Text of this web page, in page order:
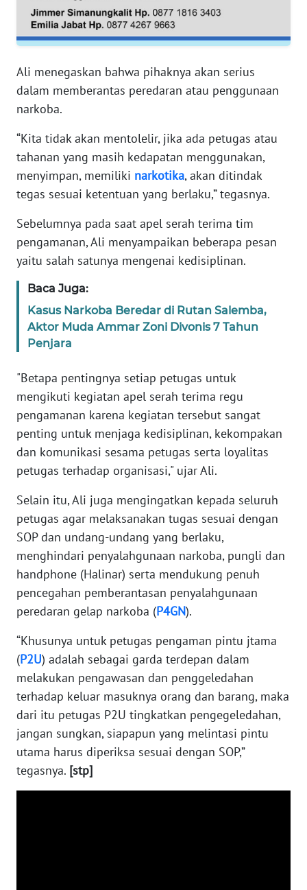
Ali menegaskan bahwa pihaknya akan serius
dalam memberantas peredaran atau penggunaan
narkoba.
“Kita tidak akan mentolelir, jika ada petugas atau
tahanan yang masih kedapatan menggunakan,
menyimpan, memiliki narkotika, akan ditindak
tegas sesuai ketentuan yang berlaku,” tegasnya.
Sebelumnya pada saat apel serah terima tim
pengamanan, Ali menyampaikan beberapa pesan
yaitu salah satunya mengenai kedisiplinan.
Baca Juga:
Kasus Narkoba Beredar di Rutan Salemba,
Aktor Muda Ammar Zoni Divonis 7 Tahun
Penjara
"Betapa pentingnya setiap petugas untuk
mengikuti kegiatan apel serah terima regu
pengamanan karena kegiatan tersebut sangat
penting untuk menjaga kedisiplinan, kekompakan
dan komunikasi sesama petugas serta loyalitas
petugas terhadap organisasi," ujar Ali.
Selain itu, Ali juga mengingatkan kepada seluruh
petugas agar melaksanakan tugas sesuai dengan
SOP dan undang-undang yang berlaku,
menghindari penyalahgunaan narkoba, pungli dan
handphone (Halinar) serta mendukung penuh
pencegahan pemberantasan penyalahgunaan
peredaran gelap narkoba (P4GN).
“Khusunya untuk petugas pengaman pintu jtama
(P2U) adalah sebagai garda terdepan dalam
melakukan pengawasan dan penggeledahan
terhadap keluar masuknya orang dan barang, maka
dari itu petugas P2U tingkatkan pengegeledahan,
jangan sungkan, siapapun yang melintasi pintu
utama harus diperiksa sesuai dengan SOP,”
tegasnya. [stp]
WN
SERAMBI
JAMBI
WN
WN
NTB
SULTENG
WN
WN
BABEL
SUMBAR
WN
SUMSEL
WN
BENGKULU
WN
LAMPUNG
WN
JATENG
WN
WN
JOGJA
WN
JATIM
WN